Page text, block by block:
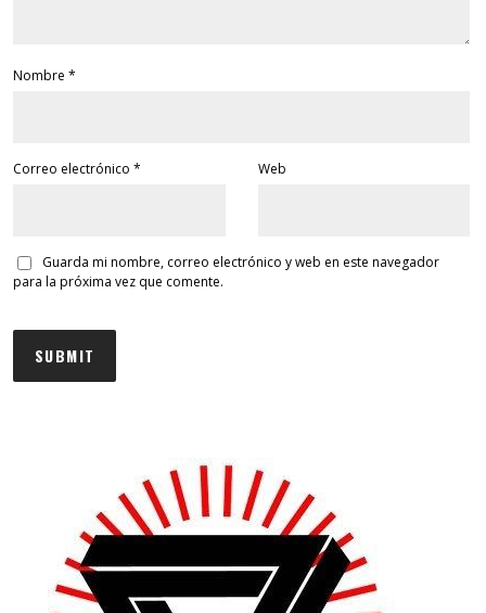
Nombre *
Correo electrónico * Web
Guarda mi nombre, correo electrónico y web en este navegador
para la próxima vez que comente.